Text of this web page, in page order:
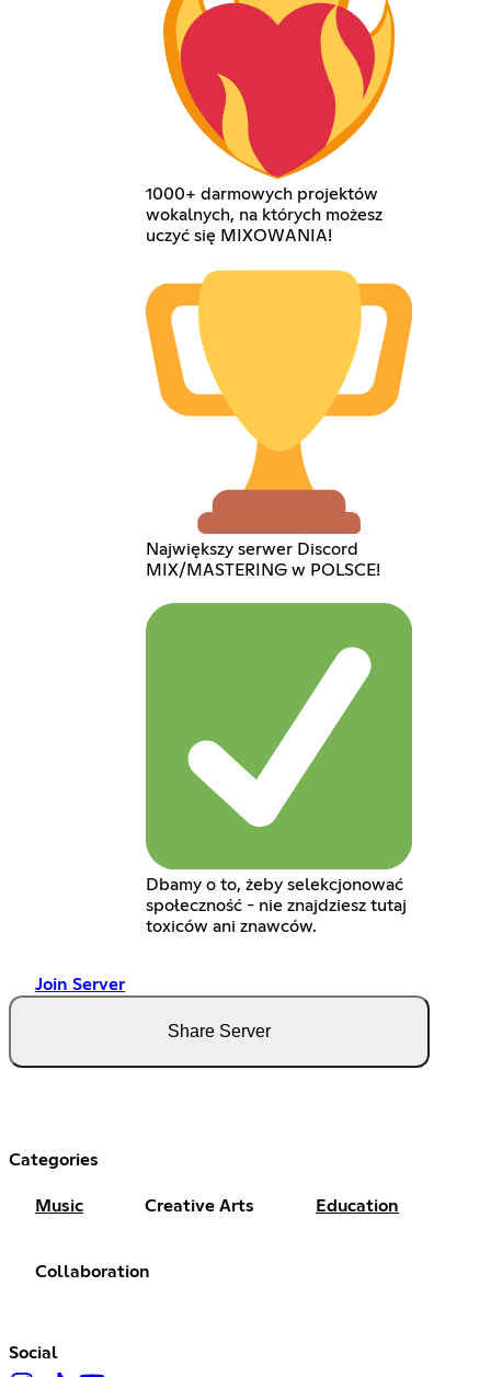
1000+ darmowych projektów
wokalnych, na których możesz
uczyć się MIXOWANIA!
Największy serwer Discord
MIX/MASTERING w POLSCE!
Dbamy o to, żeby selekcjonować
społeczność - nie znajdziesz tutaj
toxiców ani znawców.
Join Server
Share Server
Categories
Music Creative Arts Education
Collaboration
Social